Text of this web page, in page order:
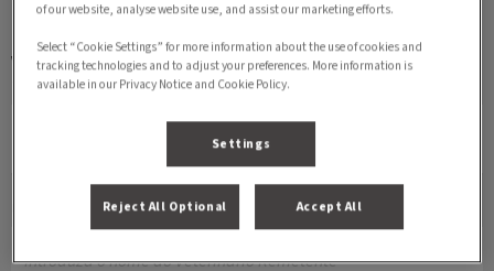
Veterinário Remetente
TITULO:
MÉDICO VETERINÁRIO REMETENTE:
of our website, analyse website use, and assist our marketing efforts.
Select “Cookie Settings” for more information about the use of cookies and
tracking technologies and to adjust your preferences. More information is
available in our Privacy Notice and Cookie Policy.
Settings
Reject All Optional Accept All